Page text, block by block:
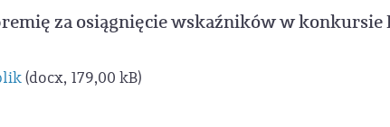
za osiągnięcie wskaźników w konkursie
(docx, 179,00 kB)